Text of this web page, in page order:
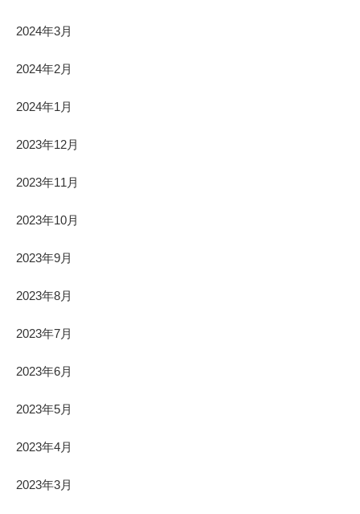
2024年3月
2024年2月
2024年1月
2023年12月
2023年11月
2023年10月
2023年9月
2023年8月
2023年7月
2023年6月
2023年5月
2023年4月
2023年3月